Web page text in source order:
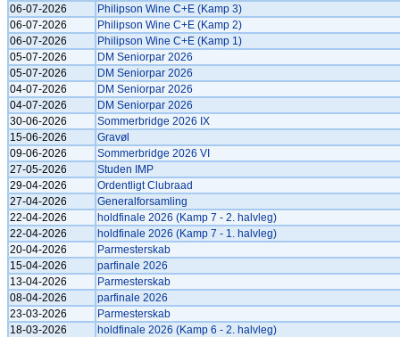
06-07-2026
Philipson Wine C+E (Kamp 3)
06-07-2026
Philipson Wine C+E (Kamp 2)
06-07-2026
Philipson Wine C+E (Kamp 1)
05-07-2026
DM Seniorpar 2026
05-07-2026
DM Seniorpar 2026
04-07-2026
DM Seniorpar 2026
04-07-2026
DM Seniorpar 2026
30-06-2026
Sommerbridge 2026 IX
15-06-2026
Gravøl
09-06-2026
Sommerbridge 2026 VI
27-05-2026
Studen IMP
29-04-2026
Ordentligt Clubraad
27-04-2026
Generalforsamling
22-04-2026
holdfinale 2026 (Kamp 7 - 2. halvleg)
22-04-2026
holdfinale 2026 (Kamp 7 - 1. halvleg)
20-04-2026
Parmesterskab
15-04-2026
parfinale 2026
13-04-2026
Parmesterskab
08-04-2026
parfinale 2026
23-03-2026
Parmesterskab
18-03-2026
holdfinale 2026 (Kamp 6 - 2. halvleg)